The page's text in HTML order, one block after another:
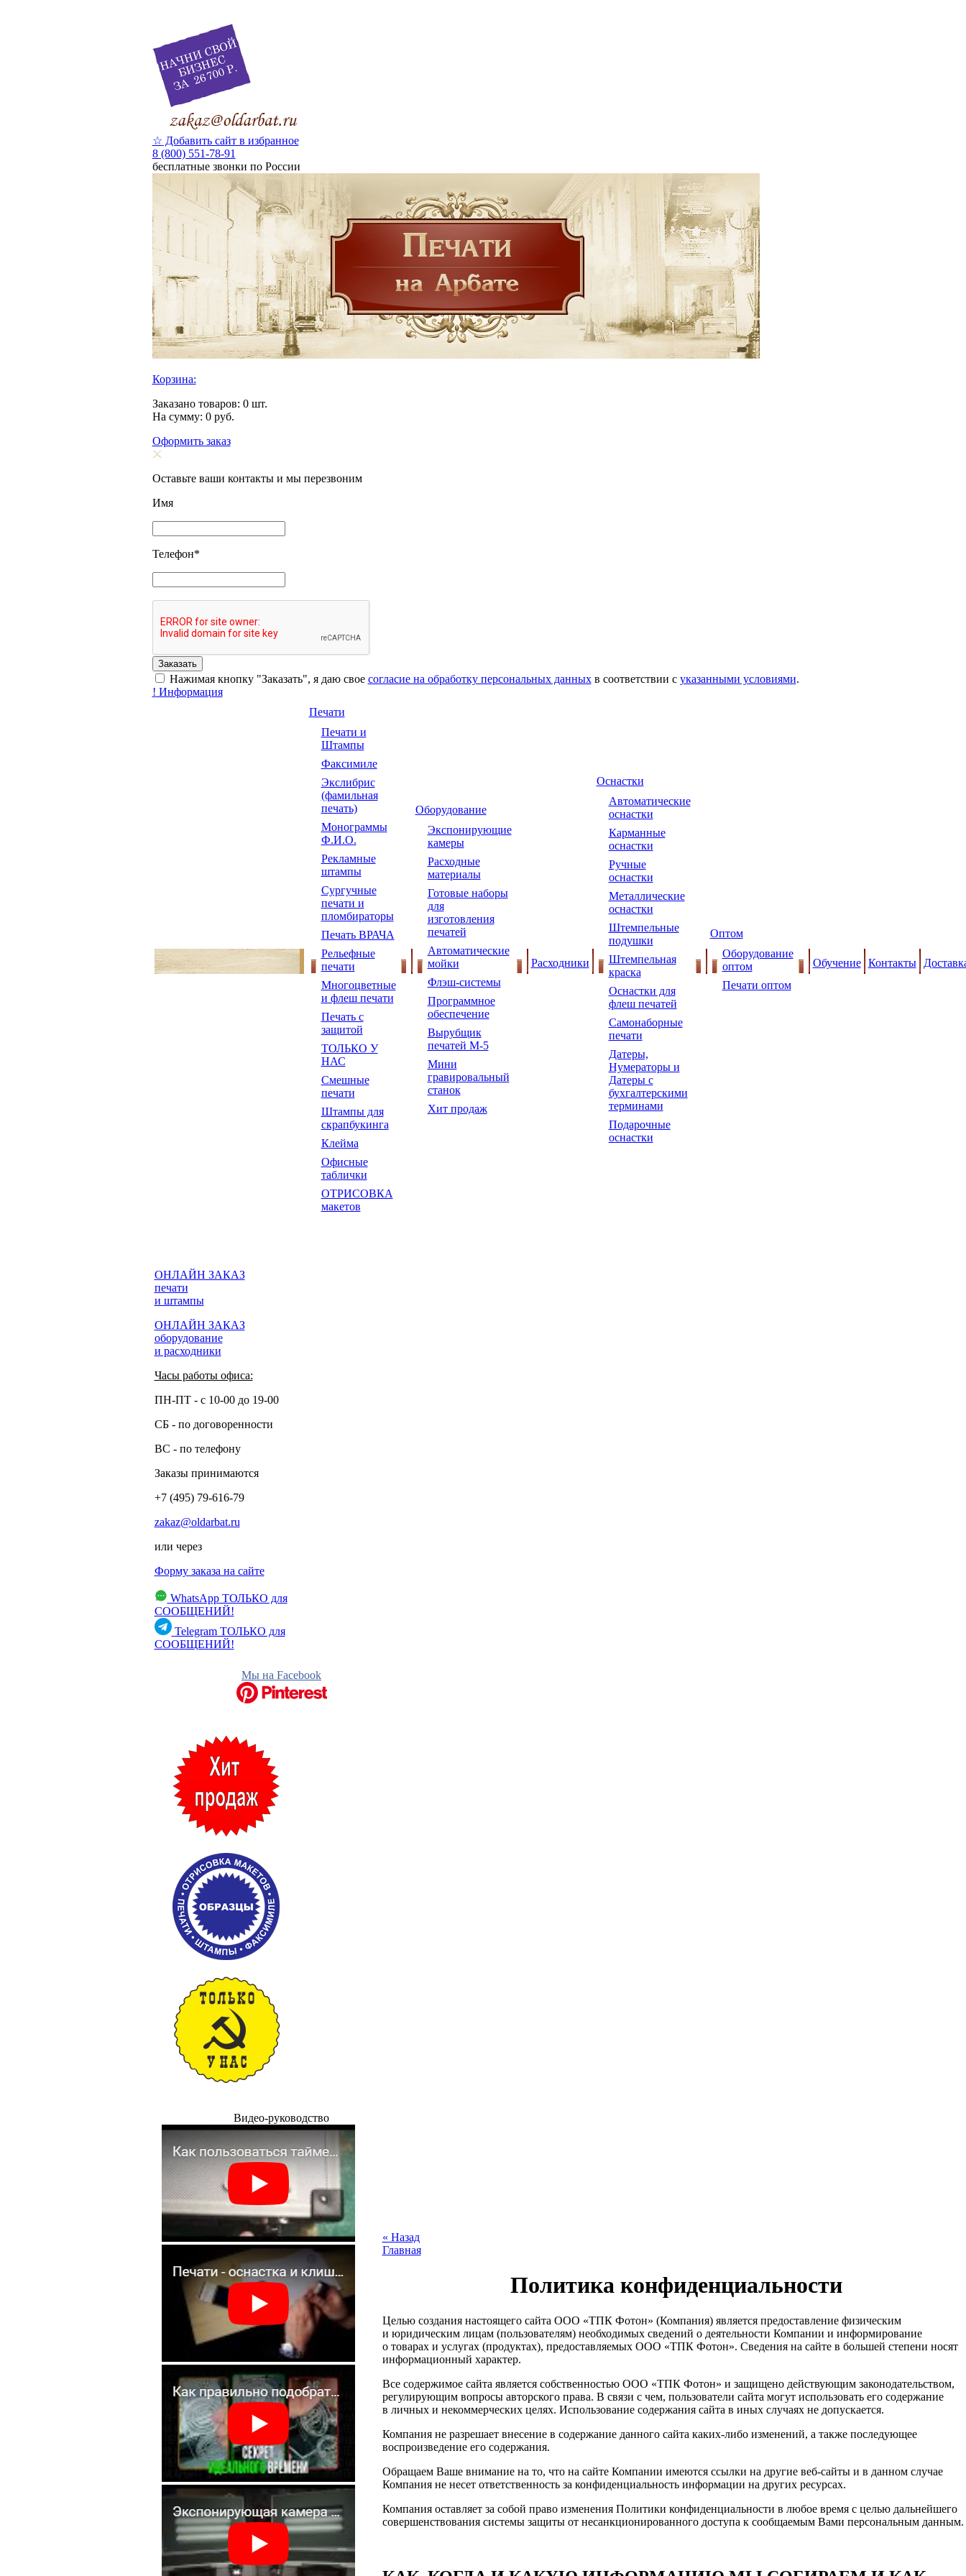
☆ Добавить сайт в избранное
8 (800) 551-78-91
бесплатные звонки по России
Корзина:
Заказано товаров: 0шт.
На сумму: 0руб.
Оформить заказ
Оставьте ваши контакты и мы перезвоним
Имя
Телефон*
Нажимая кнопку "Заказать", я даю свое согласие на обработку персональных данныхв соответствии с указанными условиями.
! Информация
Печати
Печати и
Штампы
Факсимиле
Экслибрис
(фамильная
печать)
Монограммы
Ф.И.О.
Рекламные
штампы
Сургучные
печати и
пломбираторы
Печать ВРАЧА
Рельефные
печати
Многоцветные
и флеш печати
Печать с
защитой
ТОЛЬКО У
НАС
Смешные
печати
Штампы для
скрапбукинга
Клейма
Офисные
таблички
ОТРИСОВКА
макетов
Оборудование
Экспонирующие
камеры
Расходные
материалы
Готовые наборы
для
изготовления
печатей
Автоматические
мойки
Флэш-системы
Программное
обеспечение
Вырубщик
печатей М-5
Мини
гравировальный
станок
Хит продаж
Расходники
Оснастки
Автоматические
оснастки
Карманные
оснастки
Ручные
оснастки
Металлические
оснастки
Штемпельные
подушки
Штемпельная
краска
Оснастки для
флеш печатей
Самонаборные
печати
Датеры,
Нумераторы и
Датеры с
бухгалтерскими
терминами
Подарочные
оснастки
Оптом
Оборудование
оптом
Печати оптом
Обучение Контакты
ОНЛАЙН ЗАКАЗ
печати
и штампы
ОНЛАЙН ЗАКАЗ
оборудование
и расходники
Часы работы офиса:
ПН-ПТ - с 10-00 до 19-00
СБ - по договоренности
ВС - по телефону
Заказы принимаются
+7 (495) 79-616-79
zakaz@oldarbat.ru
или через
Форму заказа на сайте
WhatsAppТОЛЬКО для
СООБЩЕНИЙ!
TelegramТОЛЬКО для
СООБЩЕНИЙ!
Мы на Facebook
Видео-руководство
« Назад
Главная
Политика конфиденциальности
Целью создания настоящего сайта ООО «ТПК Фотон» (Компания) является предоставление физическим
и юридическим лицам (пользователям) необходимых сведений о деятельности Компании и информирование
о товарах и услугах (продуктах), предоставляемых ООО «ТПК Фотон». Сведения на сайте в большей степени носят
информационный характер.
Все содержимое сайта является собственностью ООО «ТПК Фотон» и защищено действующим законодательством,
регулирующим вопросы авторского права. В связи с чем, пользователи сайта могут использовать его содержание
в личных и некоммерческих целях. Использование содержания сайта в иных случаях не допускается.
Компания не разрешает внесение в содержание данного сайта каких-либо изменений, а также последующее
воспроизведение его содержания.
Обращаем Ваше внимание на то, что на сайте Компании имеются ссылки на другие веб-сайты и в данном случае
Компания не несет ответственность за конфиденциальность информации на других ресурсах.
Компания оставляет за собой право изменения Политики конфиденциальности в любое время с целью дальнейшего
совершенствования системы защиты от несанкционированного доступа к сообщаемым Вами персональным данным.